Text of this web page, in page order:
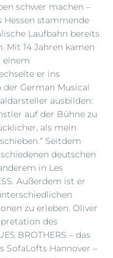
schwer machen –
Hessen stammende
Laufbahn bereits
Mit 14 Jahren kamen
einem
er ins
German Musical
ausbilden:
auf der Bühne zu
als mein
Seitdem
deutschen
in Les
Außerdem ist er
zu erleben. Oliver
des
BROTHERS – das
SofaLofts Hannover –